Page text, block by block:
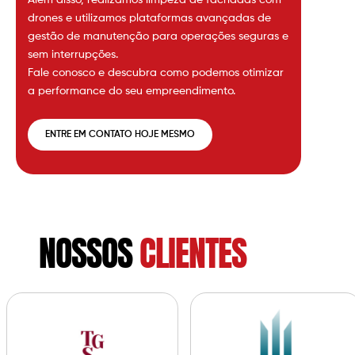
drones e utilizamos plataformas avançadas de
gestão de manutenção para operações seguras e
sem interrupções.
Fale conosco e descubra como podemos otimizar
a performance do seu empreendimento.
ENTRE EM CONTATO HOJE MESMO
NOSSOSCLIENTES